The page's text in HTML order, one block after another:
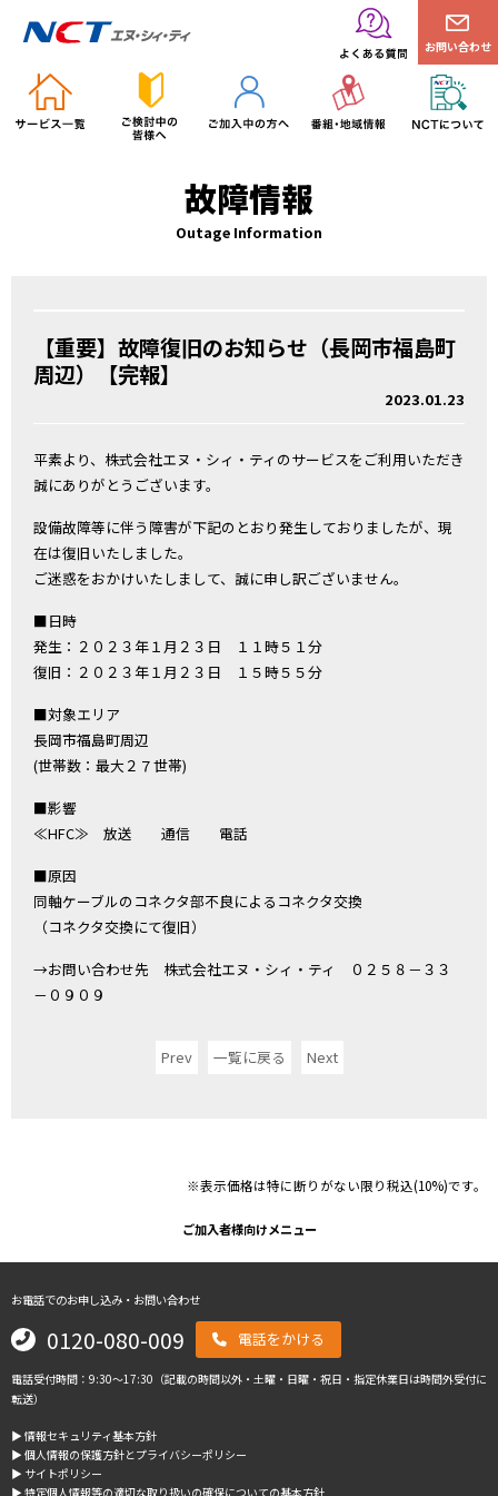
お問い合わせ
故障情報
Outage Information
【重要】故障復旧のお知らせ（長岡市福島町
周辺）【完報】
2023.01.23
平素より、株式会社エヌ・シィ・ティのサービスをご利用いただき
誠にありがとうございます。
設備故障等に伴う障害が下記のとおり発生しておりましたが、現
在は復旧いたしました。
ご迷惑をおかけいたしまして、誠に申し訳ございません。
■日時
発生：２０２３年１月２３日 １１時５１分
復旧：２０２３年１月２３日 １５時５５分
■対象エリア
長岡市福島町周辺
(世帯数：最大２７世帯)
■影響
≪HFC≫ 放送 通信 電話
■原因
同軸ケーブルのコネクタ部不良によるコネクタ交換
（コネクタ交換にて復旧）
→お問い合わせ先 株式会社エヌ・シィ・ティ ０２５８－３３
－０９０９
Prev 一覧に戻る Next
※表示価格は特に断りがない限り税込(10%)です。
ご加入者様向けメニュー
お電話でのお申し込み・お問い合わせ
0120-080-009 電話をかける
電話受付時間：9:30～17:30（記載の時間以外・土曜・日曜・祝日・指定休業日は時間外受付に
転送）
▶︎ 情報セキュリティ基本方針
▶︎ 個人情報の保護方針とプライバシーポリシー
▶︎ サイトポリシー
▶︎ 特定個人情報等の適切な取り扱いの確保についての基本方針